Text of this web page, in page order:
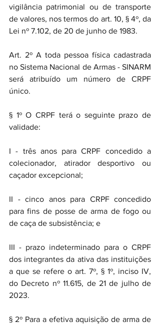
vigilância patrimonial ou de transporte
de valores, nos termos do art. 10, § 4º, da
Lei nº 7.102, de 20 de junho de 1983.
Art. 2º A toda pessoa física cadastrada
no Sistema Nacional de Armas - SINARM
será atribuído um número de CRPF
único.
§ 1º O CRPF terá o seguinte prazo de
validade:
I - três anos para CRPF concedido a
colecionador, atirador desportivo ou
caçador excepcional;
II - cinco anos para CRPF concedido
para fins de posse de arma de fogo ou
de caça de subsistência; e
III - prazo indeterminado para o CRPF
dos integrantes da ativa das instituições
a que se refere o art. 7º, § 1º, inciso IV,
do Decreto nº 11.615, de 21 de julho de
2023.
§ 2º Para a efetiva aquisição de arma de